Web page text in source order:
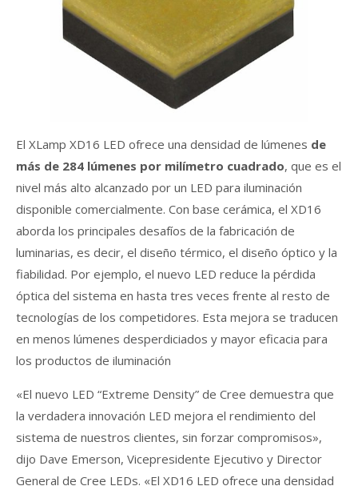
El XLamp XD16 LED ofrece una densidad de lúmenes de
más de 284 lúmenes por milímetro cuadrado, que es el
nivel más alto alcanzado por un LED para iluminación
disponible comercialmente. Con base cerámica, el XD16
aborda los principales desafíos de la fabricación de
luminarias, es decir, el diseño térmico, el diseño óptico y la
fiabilidad. Por ejemplo, el nuevo LED reduce la pérdida
óptica del sistema en hasta tres veces frente al resto de
tecnologías de los competidores. Esta mejora se traducen
en menos lúmenes desperdiciados y mayor eficacia para
los productos de iluminación
«El nuevo LED “Extreme Density” de Cree demuestra que
la verdadera innovación LED mejora el rendimiento del
sistema de nuestros clientes, sin forzar compromisos»,
dijo Dave Emerson, Vicepresidente Ejecutivo y Director
General de Cree LEDs. «El XD16 LED ofrece una densidad